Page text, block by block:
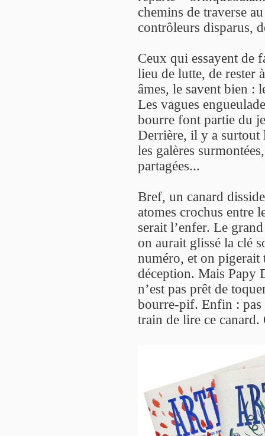
chemins de traverse
contrôleurs disparus,
Ceux qui essayent de
lieu de lutte, de rester
âmes, le savent bien :
Les vagues
bourre font partie du
Derrière, il y a surtout
les galères
partagées...
Bref, un canard
atomes crochus entre
serait l’enfer. Le
on aurait glissé la clé
numéro, et on pigerait
déception. Mais Papy
n’est pas prêt de
bourre-pif. Enfin : pas
train de lire ce canard.